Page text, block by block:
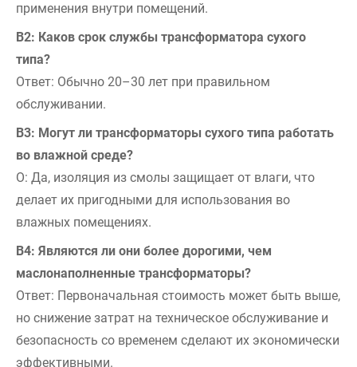
применения внутри помещений.
В2: Каков срок службы трансформатора сухого
типа?
Ответ: Обычно 20–30 лет при правильном
обслуживании.
В3: Могут ли трансформаторы сухого типа работать
во влажной среде?
О: Да, изоляция из смолы защищает от влаги, что
делает их пригодными для использования во
влажных помещениях.
В4: Являются ли они более дорогими, чем
маслонаполненные трансформаторы?
Ответ: Первоначальная стоимость может быть выше,
но снижение затрат на техническое обслуживание и
безопасность со временем сделают их экономически
эффективными.